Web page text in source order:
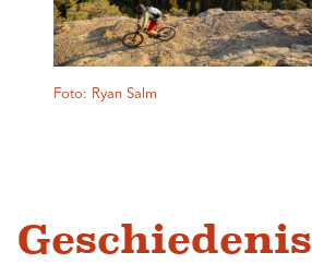
Foto: Ryan Salm
Geschiedenis